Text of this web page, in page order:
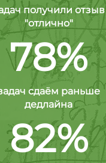
получили отзыв
"отлично"
78%
сдаём раньше
дедлайна
82%